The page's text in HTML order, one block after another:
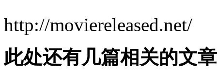
http://moviereleased.net/
此处还有几篇相关的文